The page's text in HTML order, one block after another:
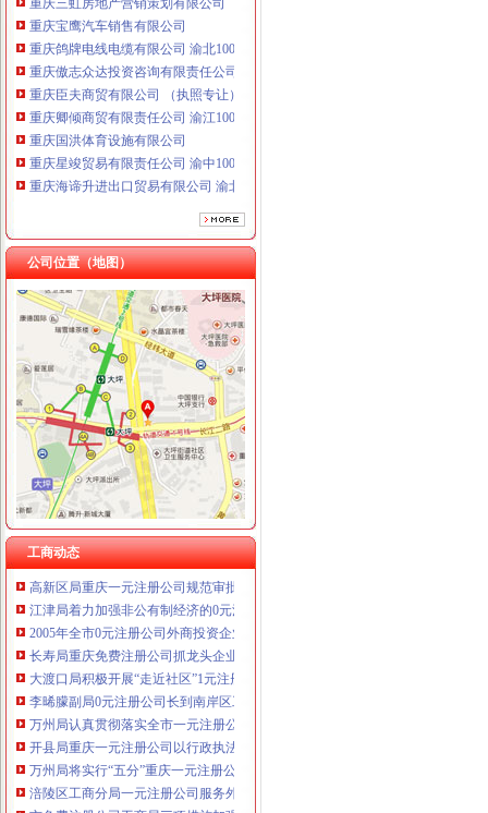
重庆宝鹰汽车销售有限公司
重庆鸽牌电线电缆有限公司 渝北10010万 (进出口权)
重庆傲志众达投资咨询有限责任公司 渝九1000万 （增资）
重庆臣夫商贸有限公司 （执照专让）
重庆卿倾商贸有限责任公司 渝江100万 （工商注册）
重庆国洪体育设施有限公司
重庆星竣贸易有限责任公司 渝中100万 （进出口权）
重庆海谛升进出口贸易有限公司 渝北100万 （进出口权）
重庆奕欣锦诚商贸有限公司 渝九50万 （工商注册）
重庆信同广告有限公司 渝沙50万 （工商注册）
重庆三虹房地产营销策划有限公司
重庆宝鹰汽车销售有限公司
公司位置（地图）
工商动态
工商动态
万盛区工商分局重庆0元注册公司6.30任务完成情况
开县工商局免费注册公司采取四项措施确保中考高考顺利进行
经开区举行“诚信守约 无愧社会”重庆免费注册公司签名宣誓仪式
巴南局重庆0元注册公司扎实开展种子留样备查工作
各区县局1元注册公司立足职能努力为建设社会主义新农村服务
大渡口局“三个为主”一元注册公司流程创新消保维权工作机制
江北局重庆一元注册公司结合验照工作进一步落实就业再就业优惠政策
高新区局重庆一元注册公司规范审批与巡查监管并重强化户外广告监管
江津局着力加强非公有制经济的0元注册公司党建工作
2005年全市0元注册公司外商投资企业登记情况
长寿局重庆免费注册公司抓龙头企业规范农资管理
大渡口局积极开展“走近社区”1元注册公司活动
李晞朦副局0元注册公司长到南岸区工商分局指导工作
万州局认真贯彻落实全市一元注册公司工商行政管理工作会议精神
开县局重庆一元注册公司以行政执法和效能监察考核为抓手着力推进工商所建设
万州局将实行“五分”重庆一元注册公司运行方式创新办公室工作
涪陵区工商分局一元注册公司服务外企受称赞
市免费注册公司工商局三项措施加强食品保鲜膜销售和使用管理